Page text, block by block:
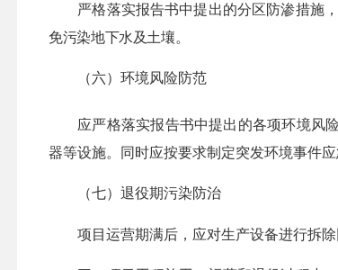
严格落实报告书中提出的分区防渗措施
免污染地下水及土壤。
（六）环境风险防范
应严格落实报告书中提出的各项环境风
器等设施。同时应按要求制定突发环境事件
（七）退役期污染防治
项目运营期满后，应对生产设备进行拆